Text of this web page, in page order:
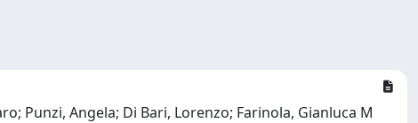
Punzi, Angela; Di Bari, Lorenzo; Farinola, Gianluca M